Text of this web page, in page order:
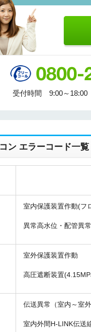
受付時間 9:00～18:00
ン エラーコード一覧
室内保護装置作動(フ
異常高水位・配管異
室外保護装置作動
高圧遮断装置
伝送異常（室内～室外
室内外間H-LINK伝送